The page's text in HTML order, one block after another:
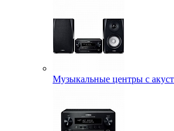
Музыкальные центры с